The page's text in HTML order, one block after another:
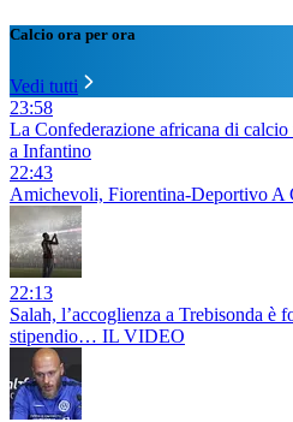
Calcio ora per ora
Vedi tutti
23:58
La Confederazione africana di
a Infantino
22:43
Amichevoli, Fiorentina-Deportivo A
22:13
Salah, l’accoglienza a Trebisonda è
stipendio… IL VIDEO